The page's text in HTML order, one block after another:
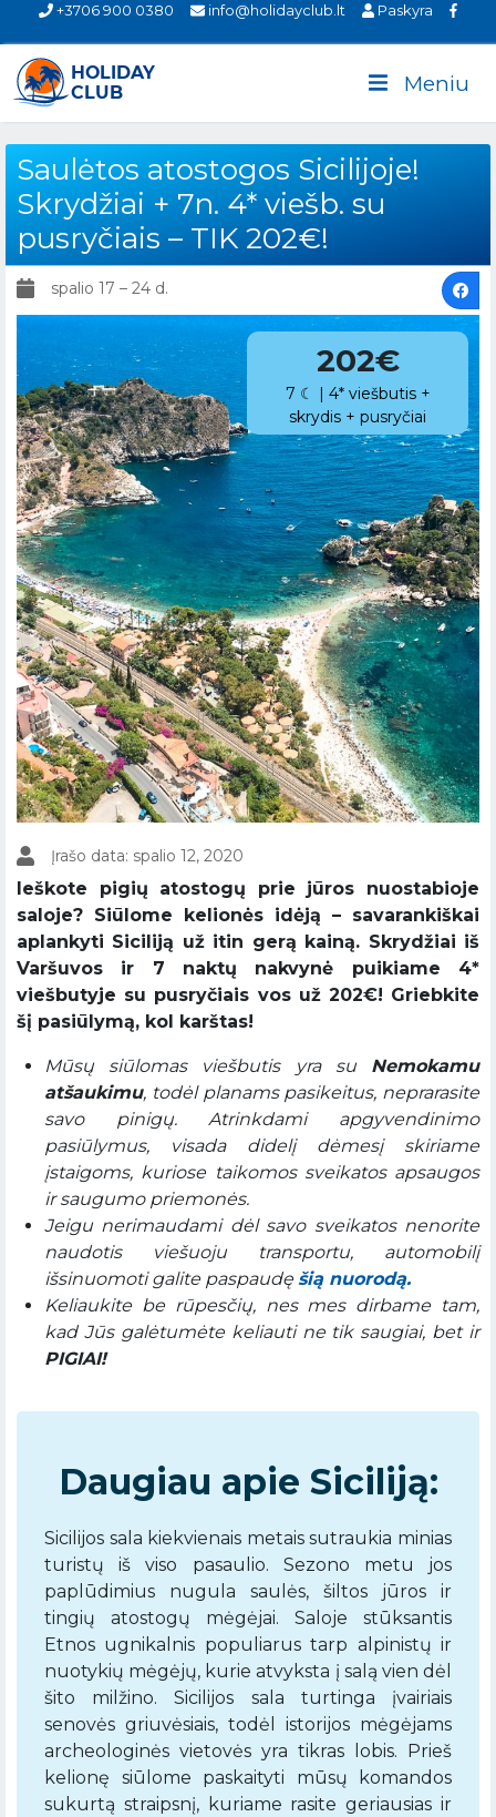
+3706 900 0380 info@holidayclub.lt Paskyra
Meniu
Saulėtos atostogos Sicilijoje!
Skrydžiai + 7n. 4* viešb. su
pusryčiais – TIK 202€!
spalio 17 – 24 d.
202€
7 ☾ | 4* viešbutis +
skrydis + pusryčiai
Įrašo data: spalio 12, 2020
Ieškote pigių atostogų prie jūros nuostabioje
saloje? Siūlome kelionės idėją – savarankiškai
aplankyti Siciliją už itin gerą kainą. Skrydžiai iš
Varšuvos ir 7 naktų nakvynė puikiame 4*
viešbutyje su pusryčiais vos už 202€! Griebkite
šį pasiūlymą, kol karštas!
Mūsų siūlomas viešbutis yra su Nemokamu
atšaukimu, todėl planams pasikeitus, neprarasite
savo pinigų. Atrinkdami apgyvendinimo
pasiūlymus, visada didelį dėmesį skiriame
įstaigoms, kuriose taikomos sveikatos apsaugos
ir saugumo priemonės.
Jeigu nerimaudami dėl savo sveikatos nenorite
naudotis viešuoju transportu, automobilį
išsinuomoti galite paspaudęšią nuorodą.
Keliaukite be rūpesčių, nes mes dirbame tam,
kad Jūs galėtumėte keliauti ne tik saugiai, bet ir
PIGIAI!
Daugiau apie Siciliją:
Sicilijos sala kiekvienais metais sutraukia minias
turistų iš viso pasaulio. Sezono metu jos
paplūdimius nugula saulės, šiltos jūros ir
tingių atostogų mėgėjai. Saloje stūksantis
Etnos ugnikalnis populiarus tarp alpinistų ir
nuotykių mėgėjų, kurie atvyksta į salą vien dėl
šito milžino. Sicilijos sala turtinga įvairiais
senovės griuvėsiais, todėl istorijos mėgėjams
archeologinės vietovės yra tikras lobis. Prieš
kelionę siūlome paskaityti mūsų komandos
sukurtą straipsnį, kuriame rasite geriausias ir